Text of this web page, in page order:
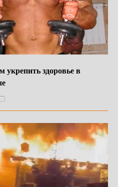
укрепить здоровье в